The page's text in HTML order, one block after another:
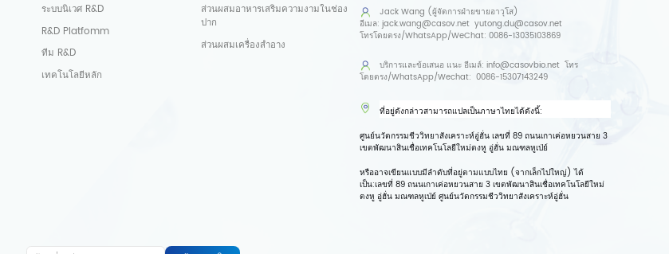
ระบบนิเวศ R&D
R&D Platfomm
ทีม R&D
เทคโนโลยีหลัก
ส่วนผสมอาหารเสริมความงามในช่อง
ปาก
ส่วนผสมเครื่องสำอาง
Jack Wang (ผู้จัดการฝ่ายขายอาวุโส)
อีเมล:jack.wang@casov.net yutong.du@casov.net
โทรโดยตรง/WhatsApp/WeChat:0086-13035103869
บริการและข้อเสนอ แนะ อีเมล์:info@casovbio.net โทร
โดยตรง/WhatsApp/Wechat:0086-15307143249
ที่อยู่ดังกล่าวสามารถแปลเป็นภาษาไทยได้ดังนี้:
ศูนย์นวัตกรรมชีววิทยาสังเคราะห์อู่ฮั่น เลขที่ 89 ถนนเกาเค่อหยวนสาย 3
เขตพัฒนาสินเชื่อเทคโนโลยีใหม่ตงหู อู่ฮั่น มณฑลหูเป่ย์
หรืออาจเขียนแบบมีลำดับที่อยู่ตามแบบไทย (จากเล็กไปใหญ่) ได้
เป็น:เลขที่ 89 ถนนเกาเค่อหยวนสาย 3 เขตพัฒนาสินเชื่อเทคโนโลยีใหม่
ตงหู อู่ฮั่น มณฑลหูเป่ย์ ศูนย์นวัตกรรมชีววิทยาสังเคราะห์อู่ฮั่น